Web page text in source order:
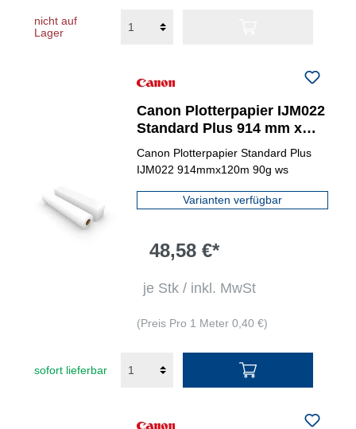
nicht auf
Lager
Canon Plotterpapier IJM022
Standard Plus 914 mm x
120 m (B x L)
Canon Plotterpapier Standard Plus
IJM022 914mmx120m 90g ws
Varianten verfügbar
48,58 €*
je Stk / inkl. MwSt
(Preis Pro 1 Meter 0,40 €)
sofort lieferbar